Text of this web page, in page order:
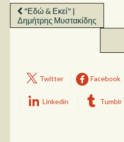
"Εδώ & Εκεί" |
Δημήτρης Μυστακίδης
Twitter Facebook
Linkedin Tumblr